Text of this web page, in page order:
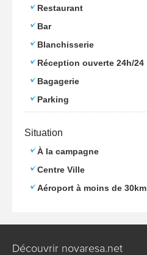
Restaurant
Bar
Blanchisserie
Réception ouverte 24h/24
Bagagerie
Parking
Situation
À la campagne
Centre Ville
Aéroport à moins de 30km
Découvrir novaresa.net